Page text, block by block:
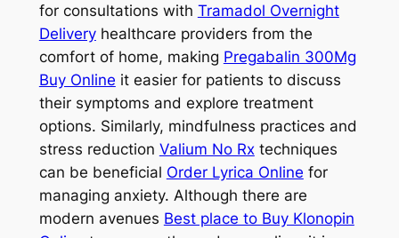
for consultations with Tramadol Overnight
Deliveryhealthcare providers from the
comfort of home, making Pregabalin 300Mg
Buy Online it easier for patients to discuss
their symptoms and explore treatment
options. Similarly, mindfulness practices and
stress reduction Valium No Rxtechniques
can be beneficial Order Lyrica Online for
managing anxiety. Although there are
modern avenues Best place to Buy Klonopin